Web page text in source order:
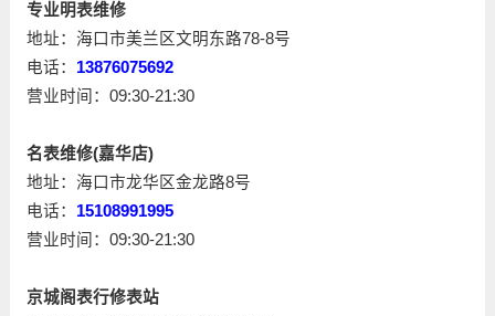
专业明表维修
地址：海口市美兰区文明东路78-8号
电话： 13876075692
营业时间：09:30-21:30
名表维修(嘉华店)
地址：海口市龙华区金龙路8号
电话： 15108991995
营业时间：09:30-21:30
京城阁表行修表站